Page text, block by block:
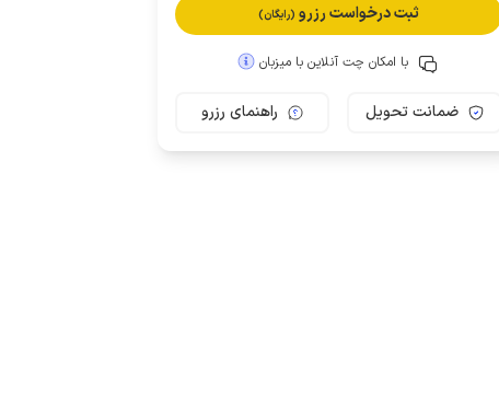
ثبت درخواست رزرو (رایگان)
با امکان چت آنلاین با میزبان
ضمانت تحویل راهنمای رزرو